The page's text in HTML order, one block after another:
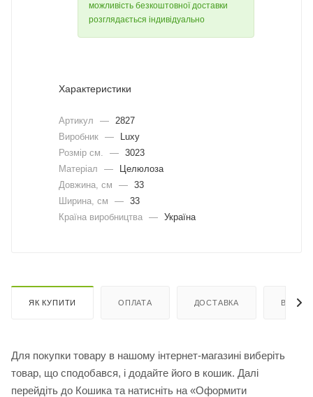
можливість безкоштовної доставки
розглядається індивідуально
Характеристики
Артикул —
2827
Виробник —
Luxy
Розмір см.
— 3023
Матеріал
—
Целюлоза
Довжина, cм
— 33
Ширина, cм
— 33
Країна виробництва — Україна
ЯК КУПИТИ ОПЛАТА ДОСТАВКА
Для покупки товару в нашому інтернет-магазині виберіть
товар, що сподобався, і додайте його в кошик. Далі
перейдіть до Кошика та натисніть на «Оформити